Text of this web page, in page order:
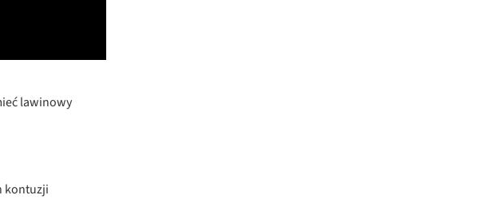
lawinowy
kontuzji